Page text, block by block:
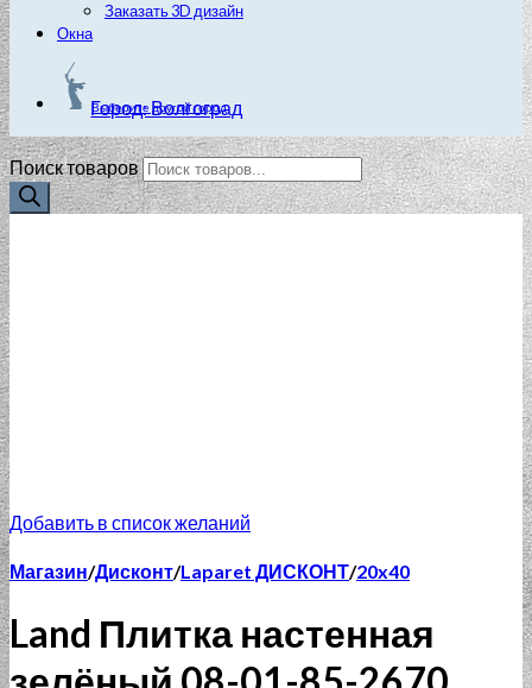
Заказать 3D дизайн
Окна
Город: Волгоград
Выберите другой город
Поиск товаров
Добавить в список желаний
Магазин/Дисконт/Laparet ДИСКОНТ/20x40
Land Плитка настенная